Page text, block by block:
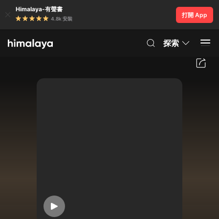
Himalaya-有聲書
4.8k 安裝
打開 App
探索